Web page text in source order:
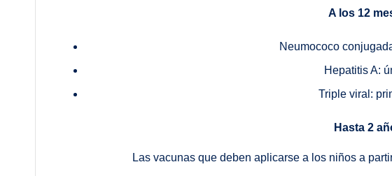
A los 12
Neumococo
Hepatitis A:
Triple viral:
Hasta 2
Las vacunas que deben aplicarse a los niños a